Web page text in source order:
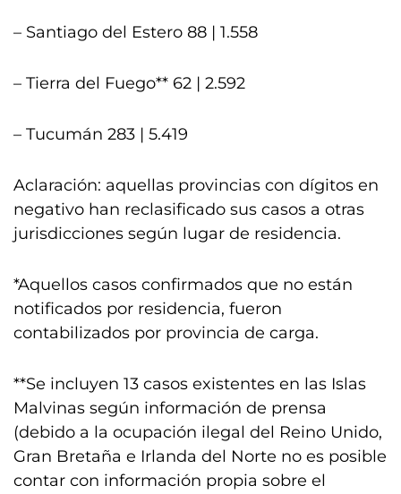
– Santiago del Estero 88 | 1.558
– Tierra del Fuego** 62 | 2.592
– Tucumán 283 | 5.419
Aclaración: aquellas provincias con dígitos en
negativo han reclasificado sus casos a otras
jurisdicciones según lugar de residencia.
*Aquellos casos confirmados que no están
notificados por residencia, fueron
contabilizados por provincia de carga.
**Se incluyen 13 casos existentes en las Islas
Malvinas según información de prensa
(debido a la ocupación ilegal del Reino Unido,
Gran Bretaña e Irlanda del Norte no es posible
contar con información propia sobre el